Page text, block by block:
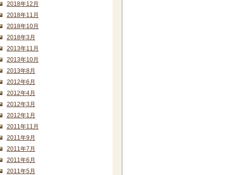
2018年12月
2018年11月
2018年10月
2018年3月
2013年11月
2013年10月
2013年8月
2012年6月
2012年4月
2012年3月
2012年1月
2011年11月
2011年9月
2011年7月
2011年6月
2011年5月